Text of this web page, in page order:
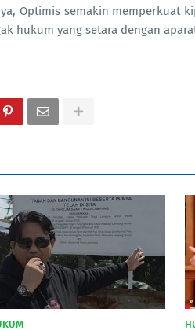
Optimis semakin memperkuat
hukum yang setara dengan